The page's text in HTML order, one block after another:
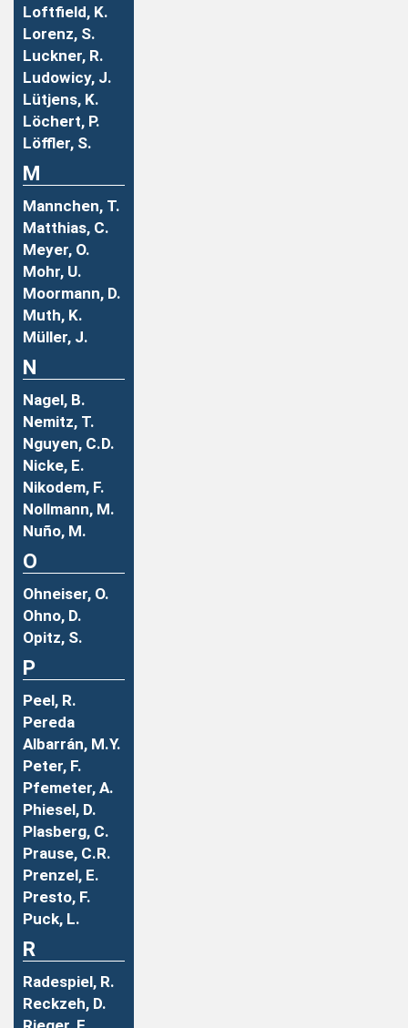
Loftfield, K.
Lorenz, S.
Luckner, R.
Ludowicy, J.
Lütjens, K.
Löchert, P.
Löffler, S.
M
Mannchen, T.
Matthias, C.
Meyer, O.
Mohr, U.
Moormann, D.
Muth, K.
Müller, J.
N
Nagel, B.
Nemitz, T.
Nguyen, C.D.
Nicke, E.
Nikodem, F.
Nollmann, M.
Nuño, M.
O
Ohneiser, O.
Ohno, D.
Opitz, S.
P
Peel, R.
Pereda
Albarrán, M.Y.
Peter, F.
Pfemeter, A.
Phiesel, D.
Plasberg, C.
Prause, C.R.
Prenzel, E.
Presto, F.
Puck, L.
R
Radespiel, R.
Reckzeh, D.